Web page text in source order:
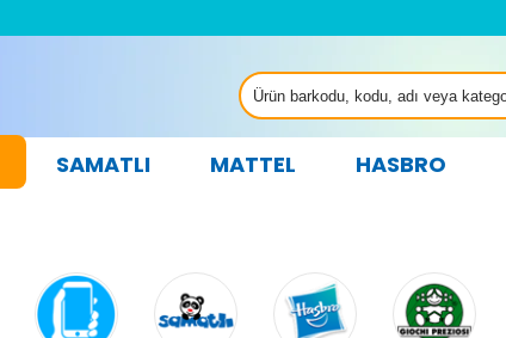
SAMATLI MATTEL HASBRO